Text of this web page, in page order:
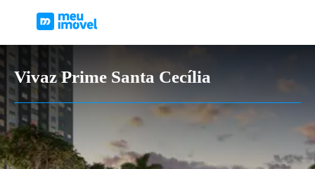
Vivaz Prime Santa Cecília